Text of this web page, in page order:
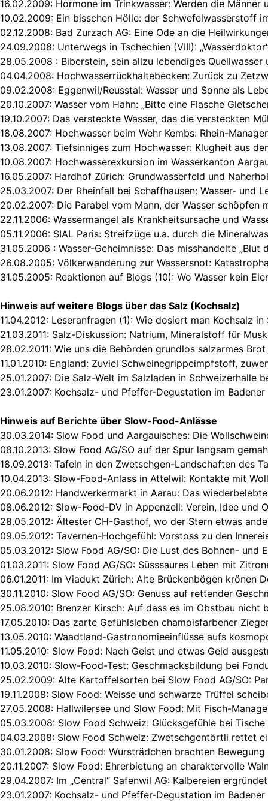
16.02.2009: Hormone im Trinkwasser: Werden die Männer
10.02.2009: Ein bisschen Hölle: der Schwefelwasserstoff
02.12.2008: Bad Zurzach AG: Eine Ode an die
24.09.2008: Unterwegs in Tschechien (VIII):
28.05.2008 : Biberstein, sein allzu lebendiges Quellwasser
04.04.2008: Hochwasserrückhaltebecken: Zurück zu
09.02.2008: Eggenwil/Reusstal: Wasser und Sonne als
20.10.2007: Wasser vom Hahn: „Bitte eine Flasche
19.10.2007: Das versteckte Wasser, das die versteckten
18.08.2007: Hochwasser beim Wehr Kembs: Rhein-
13.08.2007: Tiefsinniges zum Hochwasser: Klugheit aus
10.08.2007: Hochwasserexkursion im Wasserkanton
16.05.2007: Hardhof Zürich: Grundwasserfeld und
25.03.2007: Der Rheinfall bei Schaffhausen: Wasser- und
20.02.2007: Die Parabel vom Mann, der Wasser schöpfen
22.11.2006: Wassermangel als Krankheitsursache und
05.11.2006: SIAL Paris: Streifzüge u.a. durch die
31.05.2006 : Wasser-Geheimnisse: Das misshandelte „Blut
26.08.2005: Völkerwanderung zur Wassersnot:
31.05.2005: Reaktionen auf Blogs (10): Wo Wasser kein
Hinweis auf weitere Blogs über das Salz (Kochsalz)
11.04.2012: Leseranfragen (1): Wie dosiert man Kochsalz in
21.03.2011: Salz-Diskussion: Natrium, Mineralstoff für
28.02.2011: Wie uns die Behörden grundlos salzarmes
11.01.2010: England: Zuviel Schweinegrippeimpfstoff,
25.01.2007: Die Salz-Welt im Salzladen in Schweizerhalle
23.01.2007: Kochsalz- und Pfeffer-Degustation im
Hinweis auf Berichte über Slow-Food-Anlässe
30.03.2014: Slow Food und Aargauisches: Die
08.10.2013: Slow Food AG/SO auf der Spur langsam
18.09.2013: Tafeln in den Zwetschgen-Landschaften des
10.04.2013: Slow-Food-Anlass in Attelwil: Kontakte mit
20.06.2012: Handwerkermarkt in Aarau: Das
08.06.2012: Slow-Food-DV in Appenzell: Verein, Idee und
28.05.2012: Ältester CH-Gasthof, wo der Stern etwas
09.05.2012: Tavernen-Hochgefühl: Vorstoss zu den
05.03.2012: Slow Food AG/SO: Die Lust des Bohnen- und
01.03.2011: Slow Food AG/SO: Süsssaures Leben mit
06.01.2011: Im Viadukt Zürich: Alte Brückenbögen krönen
30.11.2010: Slow Food AG/SO: Genuss auf rettender
25.08.2010: Brenzer Kirsch: Auf dass es im Obstbau nicht
17.05.2010: Das zarte Gefühlsleben chamoisfarbener
13.05.2010: Waadtland-Gastronomieeinflüsse aufs
11.05.2010: Slow Food: Nach Geist und etwas Geld
10.03.2010: Slow-Food-Test: Geschmacksbildung bei
25.02.2009: Alte Kartoffelsorten bei Slow Food AG/SO:
19.11.2008: Slow Food: Weisse und schwarze Trüffel
27.05.2008: Hallwilersee und Slow Food: Mit Fisch-
05.03.2008: Slow Food Schweiz: Glücksgefühle bei
04.03.2008: Slow Food Schweiz: Zwetschgentörtli rettet
30.01.2008: Slow Food: Wursträdchen brachten
20.11.2007: Slow Food: Ehrerbietung an charaktervolle
29.04.2007: Im „Central“ Safenwil AG: Kalbereien
23.01.2007: Kochsalz- und Pfeffer-Degustation im